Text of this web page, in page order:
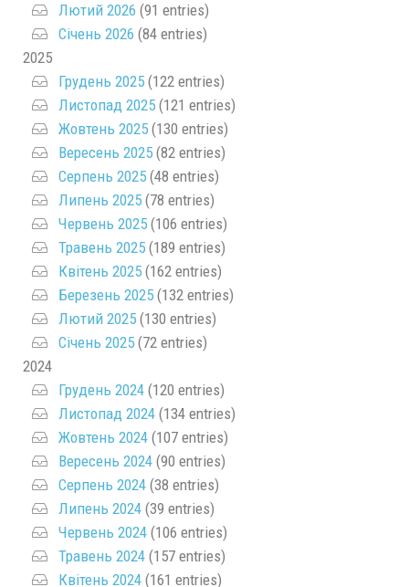
Лютий 2026 (91 entries)
Січень 2026 (84 entries)
2025
Грудень 2025 (122 entries)
Листопад 2025 (121 entries)
Жовтень 2025 (130 entries)
Вересень 2025 (82 entries)
Серпень 2025 (48 entries)
Липень 2025 (78 entries)
Червень 2025 (106 entries)
Травень 2025 (189 entries)
Квітень 2025 (162 entries)
Березень 2025 (132 entries)
Лютий 2025 (130 entries)
Січень 2025 (72 entries)
2024
Грудень 2024 (120 entries)
Листопад 2024 (134 entries)
Жовтень 2024 (107 entries)
Вересень 2024 (90 entries)
Серпень 2024 (38 entries)
Липень 2024 (39 entries)
Червень 2024 (106 entries)
Травень 2024 (157 entries)
Квітень 2024 (161 entries)